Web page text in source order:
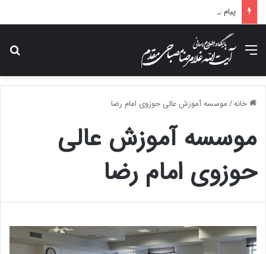
منو
خانه/موسسه آموزش عالی حوزوی امام رضا
موسسه آموزش عالی
حوزوی امام رضا